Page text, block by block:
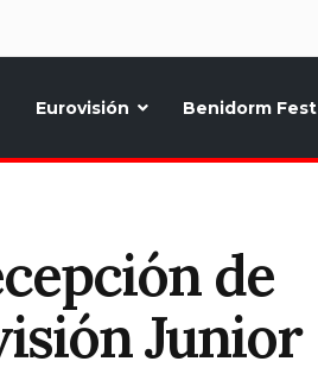
Eurovisión Benidorm Fest
de
Junior